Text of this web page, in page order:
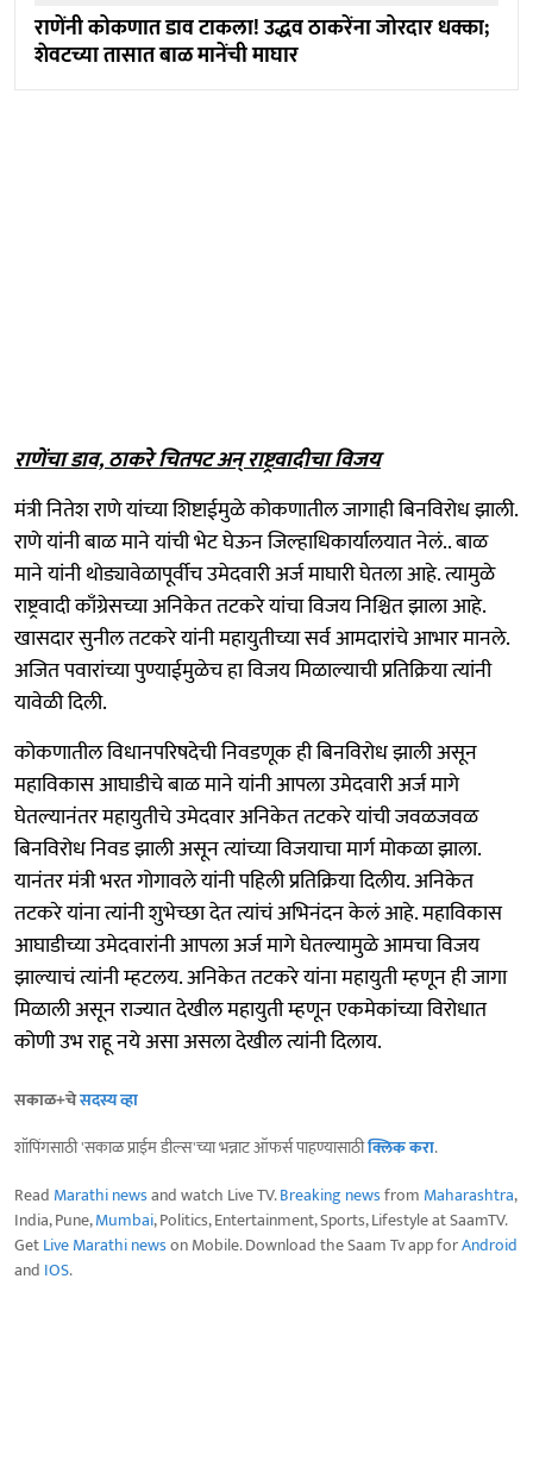
राणेंनी कोकणात डाव टाकला! उद्धव ठाकरेंना जोरदार धक्का;
शेवटच्या तासात बाळ मानेंची माघार
राणेंचा डाव, ठाकरे चितपट अन् राष्ट्रवादीचा विजय
मंत्री नितेश राणे यांच्या शिष्टाईमुळे कोकणातील जागाही बिनविरोध झाली.
राणे यांनी बाळ माने यांची भेट घेऊन जिल्हाधिकार्यालयात नेलं.. बाळ
माने यांनी थोड्यावेळापूर्वीच उमेदवारी अर्ज माघारी घेतला आहे. त्यामुळे
राष्ट्रवादी काँग्रेसच्या अनिकेत तटकरे यांचा विजय निश्चित झाला आहे.
खासदार सुनील तटकरे यांनी महायुतीच्या सर्व आमदारांचे आभार मानले.
अजित पवारांच्या पुण्याईमुळेच हा विजय मिळाल्याची प्रतिक्रिया त्यांनी
यावेळी दिली.
कोकणातील विधानपरिषदेची निवडणूक ही बिनविरोध झाली असून
महाविकास आघाडीचे बाळ माने यांनी आपला उमेदवारी अर्ज मागे
घेतल्यानंतर महायुतीचे उमेदवार अनिकेत तटकरे यांची जवळजवळ
बिनविरोध निवड झाली असून त्यांच्या विजयाचा मार्ग मोकळा झाला.
यानंतर मंत्री भरत गोगावले यांनी पहिली प्रतिक्रिया दिलीय. अनिकेत
तटकरे यांना त्यांनी शुभेच्छा देत त्यांचं अभिनंदन केलं आहे. महाविकास
आघाडीच्या उमेदवारांनी आपला अर्ज मागे घेतल्यामुळे आमचा विजय
झाल्याचं त्यांनी म्हटलय. अनिकेत तटकरे यांना महायुती म्हणून ही जागा
मिळाली असून राज्यात देखील महायुती म्हणून एकमेकांच्या विरोधात
कोणी उभ राहू नये असा असला देखील त्यांनी दिलाय.
सकाळ+चेसदस्य व्हा
शॉपिंगसाठी 'सकाळ प्राईम डील्स'च्या भन्नाट ऑफर्स पाहण्यासाठीक्लिक करा.
Read Marathi newsand watch Live TV.Breaking newsfrom Maharashtra,
India, Pune,Mumbai, Politics, Entertainment, Sports, Lifestyle at SaamTV.
GetLive Marathi newson Mobile. Download the Saam Tv app forAndroid
and IOS.